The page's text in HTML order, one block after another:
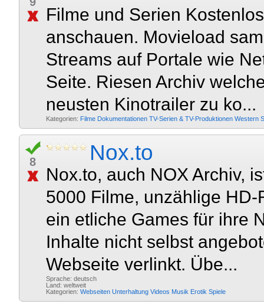
Filme und Serien
anschauen. Movieload
Streams auf Portale wie
Seite. Riesen Archiv
neusten Kinotrailer zu ko...
Kategorien: Filme Dokumentationen TV-Serien & TV-Produktionen Western
8 Nox.to
Nox.to, auch NOX Archiv,
5000 Filme, unzählige
ein etliche Games für ihre
Inhalte nicht selbst
Webseite verlinkt. Übe...
Sprache: deutsch
Land: weltweit
Kategorien: Webseiten Unterhaltung Videos Musik Erotik Spiele